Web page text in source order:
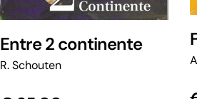
Entre 2 continente
R. Schouten